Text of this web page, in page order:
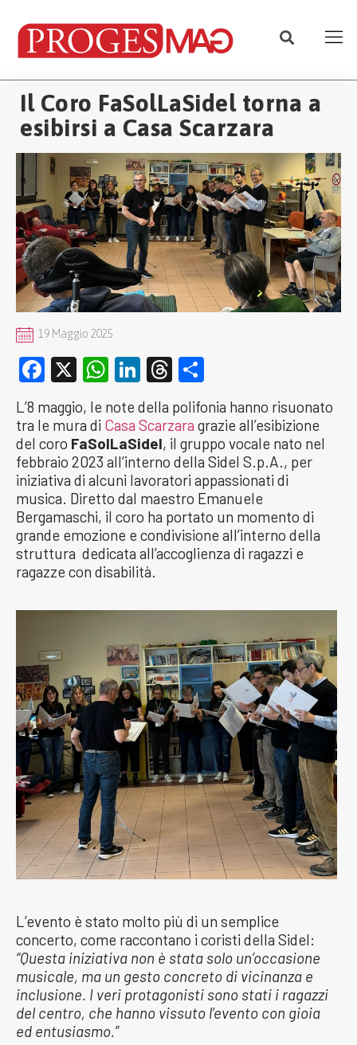
Il Coro FaSolLaSidel torna a
esibirsi a Casa Scarzara
19 Maggio 2025
Facebook
X WhatsApp
LinkedIn
Threads
L’8 maggio, le note della polifonia hanno risuonato
tra le mura di Casa Scarzara grazie all’esibizione
del coro FaSolLaSidel, il gruppo vocale nato nel
febbraio 2023 all’interno della Sidel S.p.A., per
iniziativa di alcuni lavoratori appassionati di
musica. Diretto dal maestro Emanuele
Bergamaschi, il coro ha portato un momento di
grande emozione e condivisione all’interno della
struttura dedicata all’accoglienza di ragazzi e
ragazze con disabilità.
L’evento è stato molto più di un semplice
concerto, come raccontano i coristi della Sidel:
“Questa iniziativa non è stata solo un’occasione
musicale, ma un gesto concreto di vicinanza e
inclusione. I veri protagonisti sono stati i ragazzi
del centro, che hanno vissuto l’evento con gioia
ed entusiasmo.”